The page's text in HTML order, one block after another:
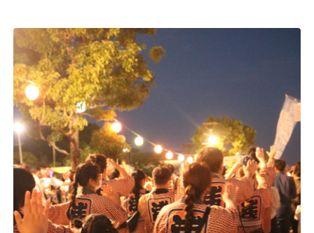
06 浅井病院について
地域連携 お問い合わせ アクセス